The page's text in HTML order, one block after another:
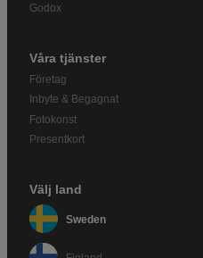
Godox
Våra tjänster
Företag
Inbyte & Begagnat
Fotokonst
Presentkort
Välj land
Sweden